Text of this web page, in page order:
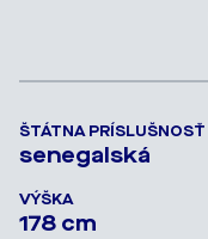
ŠTÁTNA PRÍSLUŠNOSŤ
senegalská
VÝŠKA
178 cm